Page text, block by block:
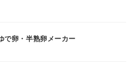
で卵・半熟卵メーカー